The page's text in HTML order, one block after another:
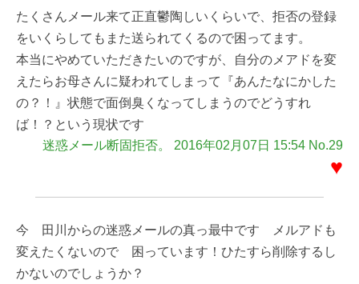
たくさんメール来て正直鬱陶しいくらいで、拒否の登録
をいくらしてもまた送られてくるので困ってます。
本当にやめていただきたいのですが、自分のメアドを変
えたらお母さんに疑われてしまって『あんたなにかした
の？！』状態で面倒臭くなってしまうのでどうすれ
ば！？という現状です
迷惑メール断固拒否。 2016年02月07日 15:54 No.29
♥
今 田川からの迷惑メールの真っ最中です メルアドも
変えたくないので 困っています！ひたすら削除するし
かないのでしょうか？